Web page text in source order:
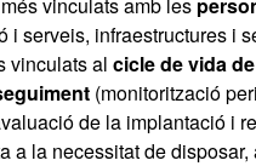
i serveis, infraestructures i
vinculats al cicle de vida
(monitorització
de la implantació i
a la necessitat de